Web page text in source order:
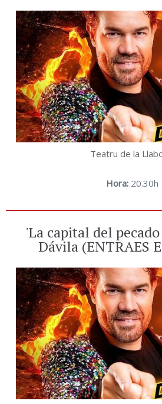
Teatru de la
Hora:20.30h
'La capital del
Dávila (ENTRAES